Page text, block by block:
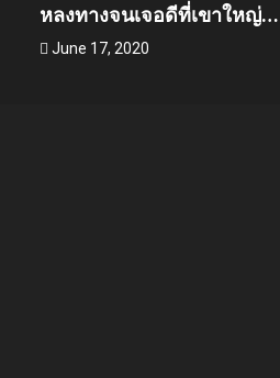
หลงทางจนเจอดีที่เขาใหญ่…
June 17, 2020